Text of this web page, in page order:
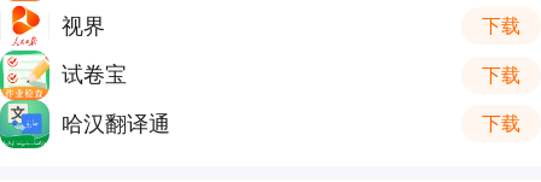
视界 下载
试卷宝 下载
哈汉翻译通 下载